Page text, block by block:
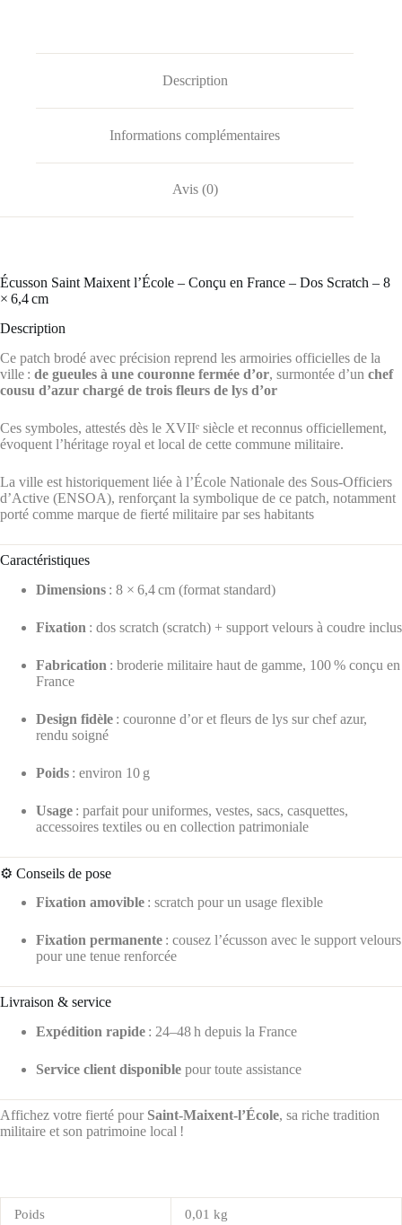
Description
Informations complémentaires
Avis (0)
️Écusson Saint Maixent l’École – Conçu en France – Dos Scratch – 8
× 6,4 cm
Description
Ce patch brodé avec précision reprend les armoiries officielles de la
ville : de gueules à une couronne fermée d’or, surmontée d’un chef
cousu d’azur chargé de trois fleurs de lys d’or
Ces symboles, attestés dès le XVIIᵉ siècle et reconnus officiellement,
évoquent l’héritage royal et local de cette commune militaire.
La ville est historiquement liée à l’École Nationale des Sous‑Officiers
d’Active (ENSOA), renforçant la symbolique de ce patch, notamment
porté comme marque de fierté militaire par ses habitants
Caractéristiques
Dimensions : 8 × 6,4 cm (format standard)
Fixation : dos scratch (scratch) + support velours à coudre inclus
Fabrication : broderie militaire haut de gamme, 100 % conçu en
France
Design fidèle : couronne d’or et fleurs de lys sur chef azur,
rendu soigné
Poids : environ 10 g
Usage : parfait pour uniformes, vestes, sacs, casquettes,
accessoires textiles ou en collection patrimoniale
⚙️ Conseils de pose
Fixation amovible : scratch pour un usage flexible
Fixation permanente : cousez l’écusson avec le support velours
pour une tenue renforcée
Livraison & service
Expédition rapide : 24–48 h depuis la France
Service client disponible pour toute assistance
Affichez votre fierté pour Saint‑Maixent‑l’École, sa riche tradition
militaire et son patrimoine local !
Poids 0,01 kg